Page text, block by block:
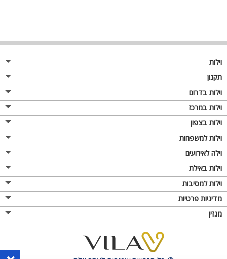
וילות
תקנון
וילות בדרום
וילות במרכז
וילות בצפון
וילות למשפחות
וילה לאירועים
וילות באילת
וילות למסיבות
מדיניות פרטיות
מגזין